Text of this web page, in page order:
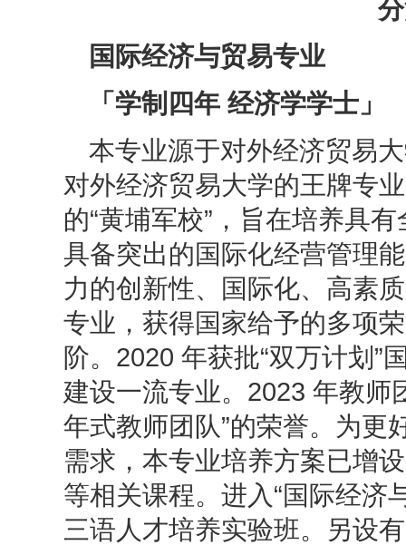
国际经济与贸易专业
「学制四年 经济学学士」
本专业源于对外经济贸易
对外经济贸易大学的王牌专
的“黄埔军校”，旨在培养具
具备突出的国际化经营管理
力的创新性、国际化、高素
专业，获得国家给予的多项
阶。2020 年获批“双万计划”
建设一流专业。2023 年教师
年式教师团队”的荣誉。为更
需求，本专业培养方案已增
等相关课程。进入“国际经济
三语人才培养实验班。另设